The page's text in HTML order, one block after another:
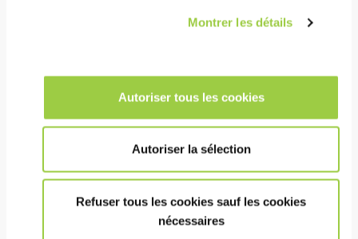
Montrer les détails
Autoriser tous les cookies
Autoriser la sélection
Refuser tous les cookies sauf les cookies
nécessaires
相对较高的沸点降低了溶剂拖曳的风险，因此限制了
无臭氧消耗潜能值 (ODP) 和极低的全球变暖潜能值
(GDP)
非易燃